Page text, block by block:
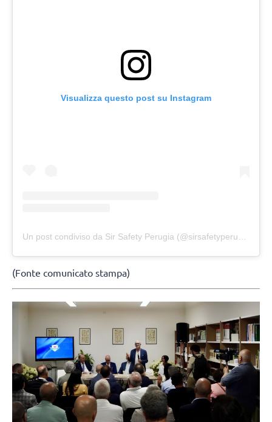
Visualizza questo post su Instagram
Un post condiviso da Sir Safety Perugia (@sirsafetyperugia)
(Fonte comunicato stampa)